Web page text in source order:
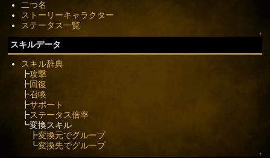
二つ名
ストーリーキャラクター
ステータス一覧
↑
スキルデータ
スキル辞典
┣攻撃
┣回復
┣召喚
┣サポート
┣ステータス倍率
┗変換スキル
┣変換元でグループ
┗変換先でグループ
↑